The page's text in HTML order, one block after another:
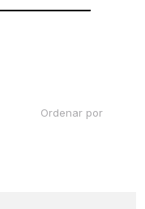
Ordenar por